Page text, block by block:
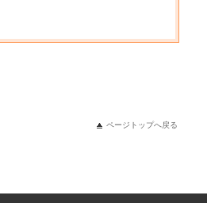
ページトップへ戻る